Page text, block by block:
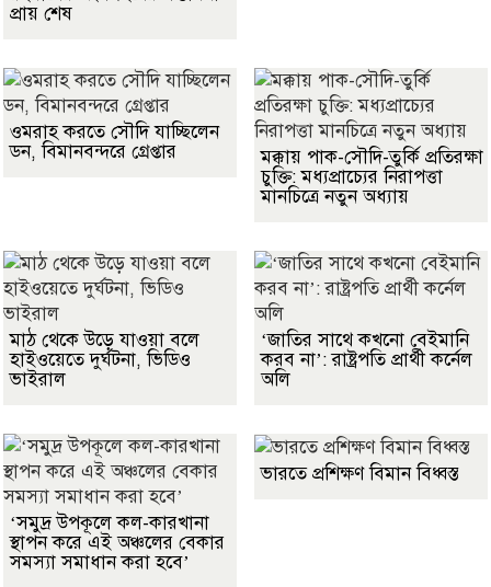
প্রায় শেষ
ওমরাহ করতে সৌদি যাচ্ছিলেন
ডন, বিমানবন্দরে গ্রেপ্তার
মক্কায় পাক-সৌদি-তুর্কি প্রতিরক্ষা
চুক্তি: মধ্যপ্রাচ্যের নিরাপত্তা
মানচিত্রে নতুন অধ্যায়
মাঠ থেকে উড়ে যাওয়া বলে
হাইওয়েতে দুর্ঘটনা, ভিডিও
ভাইরাল
‘জাতির সাথে কখনো বেইমানি
করব না’: রাষ্ট্রপতি প্রার্থী কর্নেল
অলি
‘সমুদ্র উপকূলে কল-কারখানা
স্থাপন করে এই অঞ্চলের বেকার
সমস্যা সমাধান করা হবে’
ভারতে প্রশিক্ষণ বিমান বিধ্বস্ত